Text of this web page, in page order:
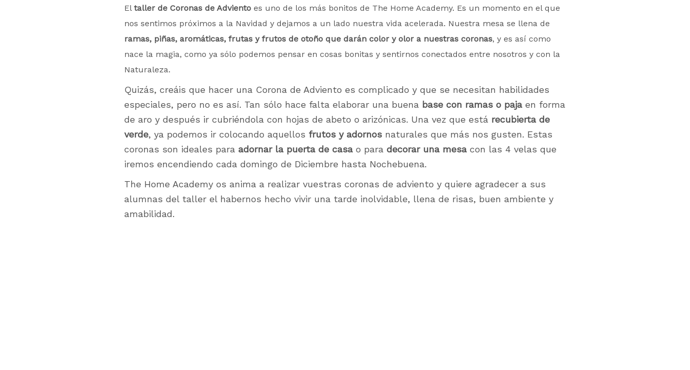
El taller de Coronas de Adviento es uno de los más bonitos de The Home Academy. Es un momento en el que
nos sentimos próximos a la Navidad y dejamos a un lado nuestra vida acelerada. Nuestra mesa se llena de
ramas, piñas, aromáticas, frutas y frutos de otoño que darán color y olor a nuestras coronas, y es así como
nace la magia, como ya sólo podemos pensar en cosas bonitas y sentirnos conectados entre nosotros y con la
Naturaleza.
Quizás, creáis que hacer una Corona de Adviento es complicado y que se necesitan habilidades
especiales, pero no es así. Tan sólo hace falta elaborar una buena base con ramas o pajaen forma
de aro y después ir cubriéndola con hojas de abeto o arizónicas. Una vez que está recubierta de
verde, ya podemos ir colocando aquellos frutos y adornos naturales que más nos gusten. Estas
coronas son ideales para adornar la puerta de casao para decorar una mesacon las 4 velas que
iremos encendiendo cada domingo de Diciembre hasta Nochebuena.
The Home Academy os anima a realizar vuestras coronas de adviento y quiere agradecer a sus
alumnas del taller el habernos hecho vivir una tarde inolvidable, llena de risas, buen ambiente y
amabilidad.